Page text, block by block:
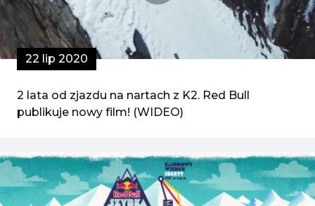
22 lip 2020
2 lata od zjazdu na nartach z K2. Red Bull
publikuje nowy film! (WIDEO)